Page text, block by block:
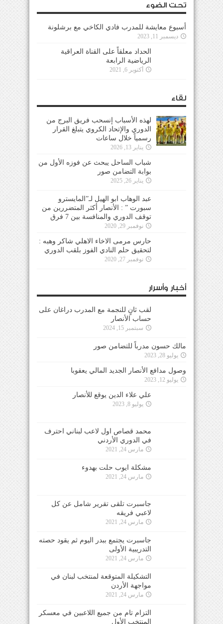
تحت الضوء
أسبوع معايشة للمدرب فادي الكاخي مع برشلونة
ديسمبر 11, 2023
الحداد معلقاً على القناة العراقية
الرياضية الرابعة
أكتوبر 6, 2021
لقاء
لهذه الأسباب إنسحب فريق البرج من
الدوري والإتحاد الكروي يتبلغ القرار
رسمياً خلال ساعات
يناير 13, 2026
شباب الساحل يبحث عن فوزه الأول من
بوابة التضامن صور
يناير 26, 2025
عبد الوهاب ابو الهيل لـ”المايسترو
سبورت ” : الأنصار أكثر المتضررين من
توقف الدوري والمنافسة بين 7 فرق
نوفمبر 29, 2020
حارس مرمى الاخاء الاهلي شاكر وهبه :
لتحقيق حلم النادي الفوز بلقب الدوري
نوفمبر 27, 2020
أخبار وأسرار
لقب ثانٍ للنجمة مع المدرب دراغان على
حساب الأنصار
سبتمبر 15, 2024
مالك حسون مدرباً للتضامن صور
يوليو 28, 2023
وصول مدافع الأنصار الجديد المالي يعقوبا
يوليو 12, 2023
علي علاء الدين يوقع للأنصار
يوليو 8, 2023
محمد قصاص اول لاعب لبناني احترف
في الدوري الأردني
مارس 24, 2021
مشكلة ايوب حلت بهدوء
مارس 24, 2021
جاسبرت تلقى تقرير شامل عن كل
لاعبي فريقه
مارس 24, 2021
جاسبرت يجتمع ببدر اليوم ثم يقود حصته
التدريبية الأولى
مارس 24, 2021
التشكيلة المتوقعة لمنتخب لبنان في
مواجهة الأردن
مارس 24, 2021
التزام تام من جميع اللاعبين في معسكر
المنتخب الأول